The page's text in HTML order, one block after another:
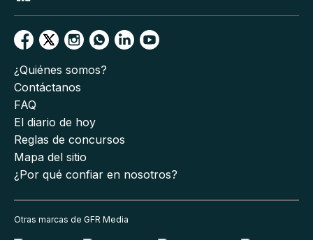
¿Quiénes somos?
Contáctanos
FAQ
El diario de hoy
Reglas de concursos
Mapa del sitio
¿Por qué confiar en nosotros?
Otras marcas de GFR Media